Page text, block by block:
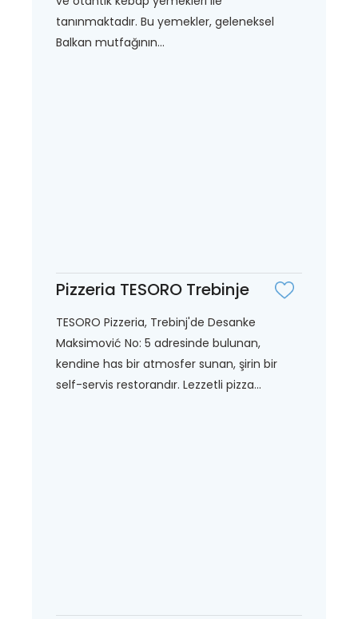
tanınmaktadır. Bu yemekler, geleneksel
Balkan mutfağının...
Pizzeria TESORO Trebinje
TESORO Pizzeria, Trebinj'de Desanke
Maksimović No: 5 adresinde bulunan,
kendine has bir atmosfer sunan, şirin bir
self-servis restorandır. Lezzetli pizza...